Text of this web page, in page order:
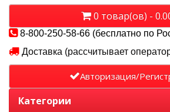
0 товар(ов) -
8-800-250-58-66 (бесплатно по
Доставка (рассчитывает
Авторизация/
Категории